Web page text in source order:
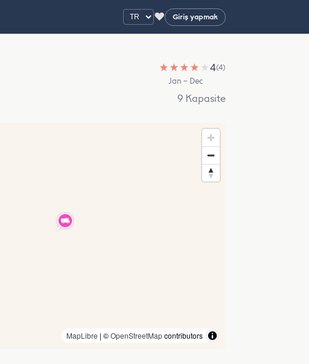
♥ Giriş yapmak
★ ★ ★ ★ ★4(4)
Jan – Dec
9 Kapasite
MapLibre | ©OpenStreetMapcontributors